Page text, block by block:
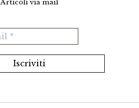
Articoli via mail